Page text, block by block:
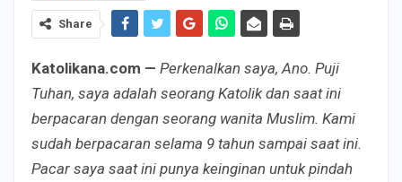
Share
Katolikana.com — Perkenalkan saya, Ano. Puji
Tuhan, saya adalah seorang Katolik dan saat ini
berpacaran dengan seorang wanita Muslim. Kami
sudah berpacaran selama 9 tahun sampai saat ini.
Pacar saya saat ini punya keinginan untuk pindah